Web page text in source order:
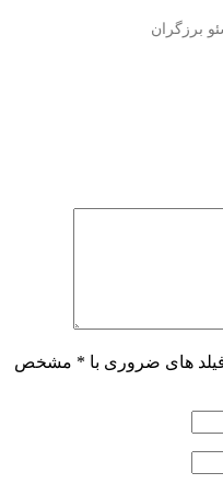
فیلد های ضروری با * مشخص